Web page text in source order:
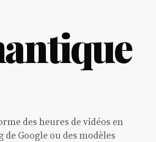
des heures de vidéos en
Google ou des modèles